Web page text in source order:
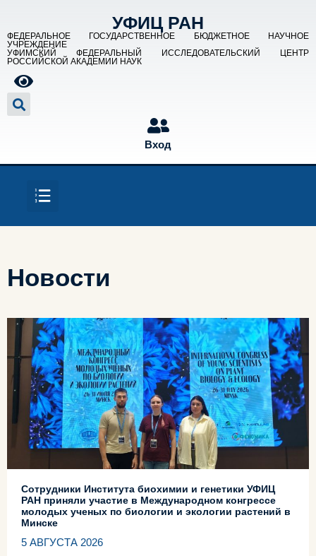
УФИЦ РАН
ФЕДЕРАЛЬНОЕ ГОСУДАРСТВЕННОЕ БЮДЖЕТНОЕ НАУЧНОЕ
УЧРЕЖДЕНИЕ
УФИМСКИЙ ФЕДЕРАЛЬНЫЙ ИССЛЕДОВАТЕЛЬСКИЙ ЦЕНТР
РОССИЙСКОЙ АКАДЕМИИ НАУК
Вход
Новости
Сотрудники Института биохимии и генетики УФИЦ
РАН приняли участие в Международном конгрессе
молодых ученых по биологии и экологии растений в
Минске
5 АВГУСТА 2026